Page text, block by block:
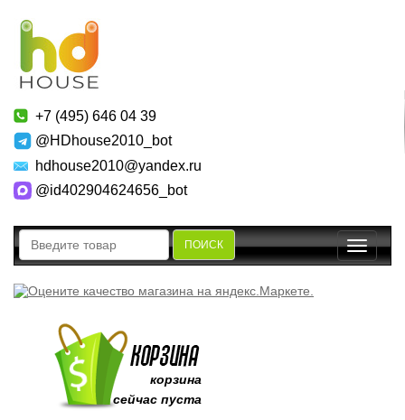
+7 (495) 646 04 39
@HDhouse2010_bot
hdhouse2010@yandex.ru
@id402904624656_bot
ПОИСК
Toggle
корзина
сейчас пуста